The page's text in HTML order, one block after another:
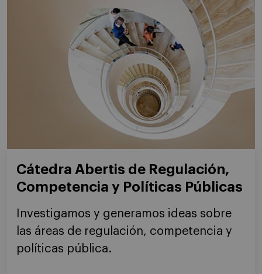
Cátedra Abertis de Regulación,
Competencia y Políticas Públicas
Investigamos y generamos ideas sobre
las áreas de regulación, competencia y
políticas pública.